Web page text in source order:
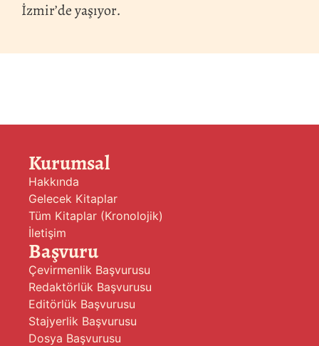
İzmir’de yaşıyor.
Kurumsal
Hakkında
Gelecek Kitaplar
Tüm Kitaplar (Kronolojik)
İletişim
Başvuru
Çevirmenlik Başvurusu
Redaktörlük Başvurusu
Editörlük Başvurusu
Stajyerlik Başvurusu
Dosya Başvurusu